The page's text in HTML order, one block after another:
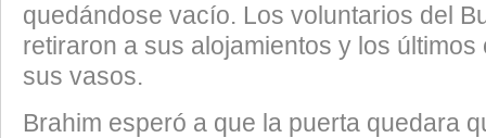
quedándose vacío. Los voluntarios del
retiraron a sus alojamientos y los
sus vasos.
​Brahim esperó a que la puerta quedara